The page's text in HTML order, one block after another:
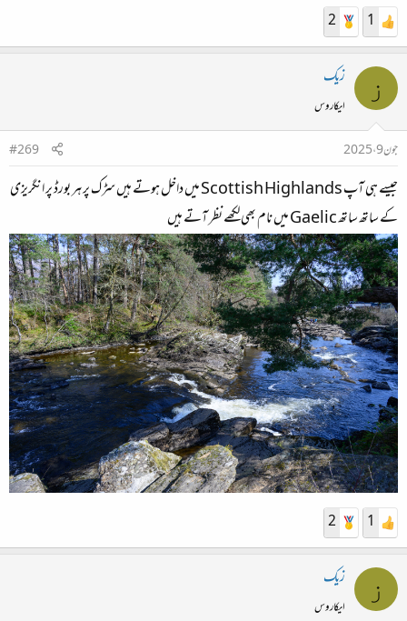
1
2
ز زیک
ایکاروس
جون 9، 2025
#269
جیسے ہی آپ Scottish Highlands میں داخل ہوتے ہیں سڑک پر ہر بورڈ پر انگریزی
کے ساتھ ساتھ Gaelic میں نام بھی لکھے نظر آتے ہیں
1
2
ز زیک
ایکاروس